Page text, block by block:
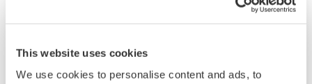
This website uses cookies
We use cookies to personalise content and ads, to